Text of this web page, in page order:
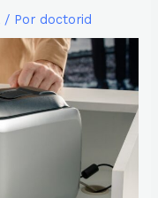
/ Por doctorid